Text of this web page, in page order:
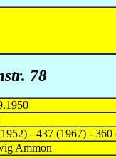
78
- 437 (1967) -
Ammon